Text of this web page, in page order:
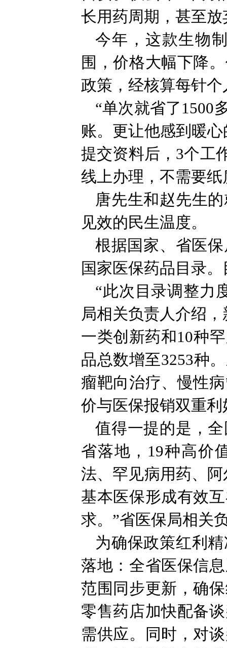
长用药周期，甚至放
今年，这款生物
围，价格大幅下降
政策，经核算每针
“单次就省了1500
账。更让他感到暖
提交资料后，3个工
线上办理，不需要
唐先生和赵先生
见效的民生温度。
根据国家、省医
国家医保药品目录
“此次目录调整力
局相关负责人介绍
一类创新药和10种
品总数增至3253种
瘤靶向治疗、慢性
价与医保报销双重
值得一提的是，
省落地，19种高价
法、罕见病用药、
基本医保形成有效
求。”省医保局相关
为确保政策红利
落地：全省医保信
范围同步更新，确
零售药店加快配备
需供应。同时，对